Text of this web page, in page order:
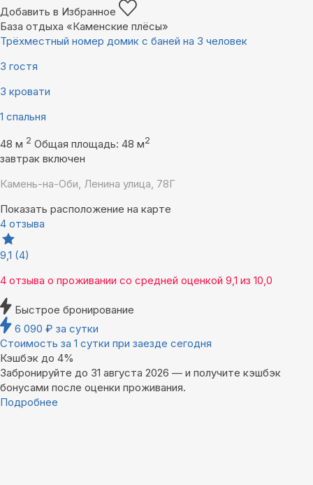
Добавить в Избранное
База отдыха «Каменские плëсы»
Трёхместный номер домик с баней на 3 человек
3 гостя
3 кровати
1 спальня
48 м 2 Общая площадь: 48 м2
завтрак включен
Камень-на-Оби, Ленина улица, 78Г
Показать расположение на карте
4 отзыва
9,1 (4)
4 отзыва о проживании со средней оценкой 9,1 из 10,0
Быстрое бронирование
6 090 ₽ за сутки
Стоимость за 1 сутки при заезде сегодня
Кэшбэк до 4%
Забронируйте до 31 августа 2026 — и получите кэшбэк
бонусами после оценки проживания.
Подробнее